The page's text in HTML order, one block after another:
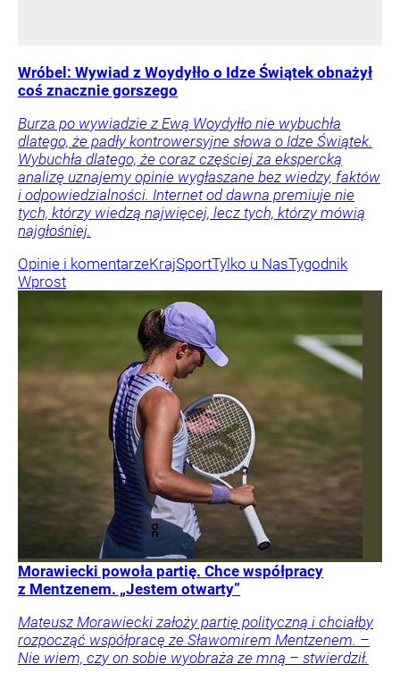
Wróbel: Wywiad z Woydyłło o Idze Świątek obnażył
coś znacznie gorszego
Burza po wywiadzie z Ewą Woydyłło nie wybuchła
dlatego, że padły kontrowersyjne słowa o Idze Świątek.
Wybuchła dlatego, że coraz częściej za ekspercką
analizę uznajemy opinie wygłaszane bez wiedzy, faktów
i odpowiedzialności. Internet od dawna premiuje nie
tych, którzy wiedzą najwięcej, lecz tych, którzy mówią
najgłośniej.
Opinie i komentarzeKrajSportTylko u NasTygodnik
Wprost
Morawiecki powoła partię. Chce współpracy
z Mentzenem. „Jestem otwarty”
Mateusz Morawiecki założy partię polityczną i chciałby
rozpocząć współpracę ze Sławomirem Mentzenem. –
Nie wiem, czy on sobie wyobraża ze mną – stwierdził.